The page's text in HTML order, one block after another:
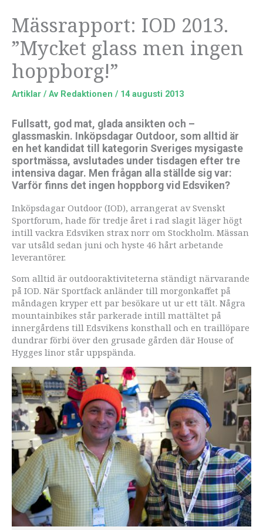
Mässrapport: IOD 2013.
”Mycket glass men ingen
hoppborg!”
Artiklar / Av Redaktionen / 14 augusti 2013
Fullsatt, god mat, glada ansikten och –
glassmaskin. Inköpsdagar Outdoor, som alltid är
en het kandidat till kategorin Sveriges mysigaste
sportmässa, avslutades under tisdagen efter tre
intensiva dagar. Men frågan alla ställde sig var:
Varför finns det ingen hoppborg vid Edsviken?
Inköpsdagar Outdoor (IOD), arrangerat av Svenskt
Sportforum, hade för tredje året i rad slagit läger högt
intill vackra Edsviken strax norr om Stockholm. Mässan
var utsåld sedan juni och hyste 46 hårt arbetande
leverantörer.
Som alltid är outdooraktiviteterna ständigt närvarande
på IOD. När Sportfack anländer till morgonkaffet på
måndagen kryper ett par besökare ut ur ett tält. Några
mountainbikes står parkerade intill mattältet på
innergårdens till Edsvikens konsthall och en traillöpare
dundrar förbi över den grusade gården där House of
Hygges linor står uppspända.